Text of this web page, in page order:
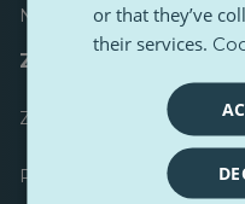
Najczęściej śledzony
Zasoby dla
Zestawy narzędzi
Przewodnik stylistyczny
or that they’ve
their services.